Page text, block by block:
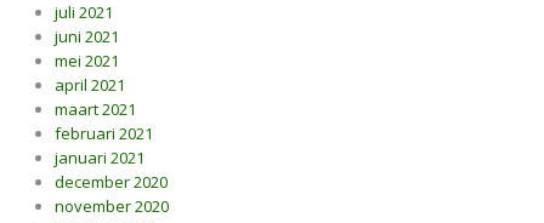
juli 2021
juni 2021
mei 2021
april 2021
maart 2021
februari 2021
januari 2021
december 2020
november 2020